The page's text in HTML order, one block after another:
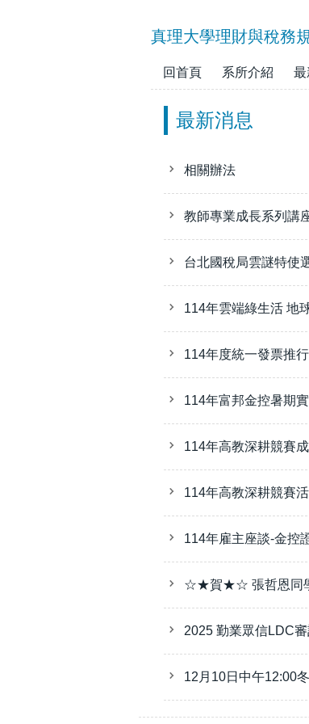
真理大學理財與稅務
回首頁 系所介紹 最
最新消息
相關辦法
教師專業成長系列講
台北國稅局雲謎特使
114年雲端綠生活 地
114年度統一發票推
114年富邦金控暑期
114年高教深耕競賽
114年高教深耕競賽
114年雇主座談-金控
☆★賀★☆ 張哲恩同學
2025 勤業眾信LDC
12月10日中午12:00